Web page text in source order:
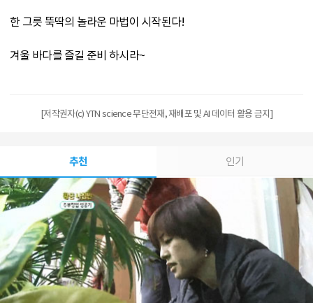
한 그릇 뚝딱의 놀라운 마법이 시작된다!
겨울 바다를 즐길 준비 하시라~
[저작권자(c) YTN science 무단전재, 재배포 및 AI 데이터 활용 금지]
추천 인기